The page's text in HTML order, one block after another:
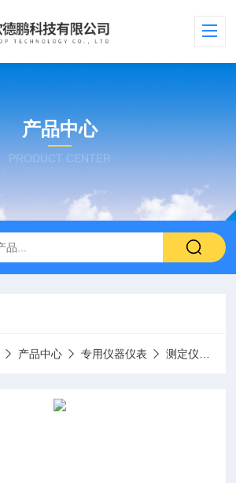
产品中心
PRODUCT CENTER
产品中心 专用仪器仪表 测定仪